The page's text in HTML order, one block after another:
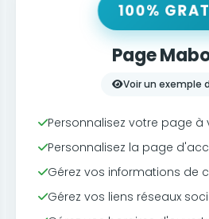
100%
Page
Voir un exemple
Personnalisez votre page à
Personnalisez la page
Gérez vos informations de
Gérez vos liens réseaux